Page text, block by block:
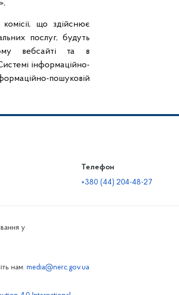
.
що здійснює
послуг, будуть
вебсайті та в
інформаційно-
пошуковій
Телефон
+380 (44) 204-48-27
у
нам: media@nerc.gov.ua